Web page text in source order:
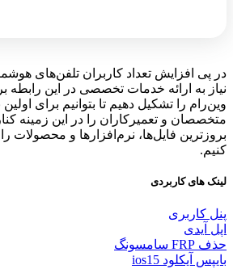
در پی افزایش تعداد کاربران تلفن‌های
نیاز به ارائه خدمات تخصصی در این رابطه
وین‌رام را تشکیل دهیم تا بتوانیم برای
متخصصان و تعمیرکاران را در این زمینه
بروزترین فایل‌ها، نرم‌افزارها و محصولات
کنیم.
لینک های کاربردی
پنل کاربری
اپل آیدی
حذف FRP سامسونگ
بایپس آیکلود ios15